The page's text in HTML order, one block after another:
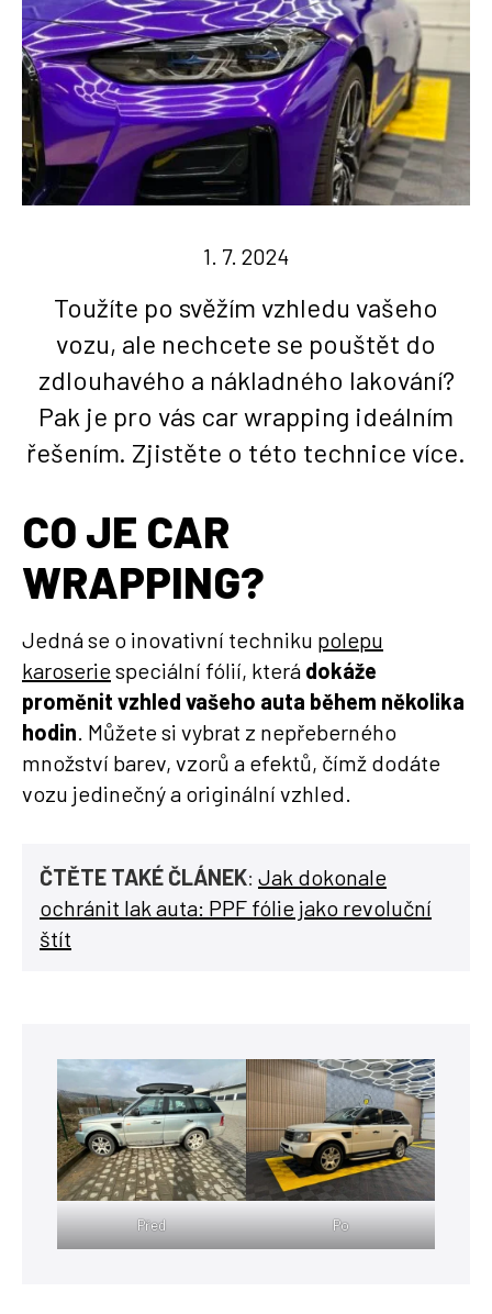
1. 7. 2024
Toužíte po svěžím vzhledu vašeho
vozu, ale nechcete se pouštět do
zdlouhavého a nákladného lakování?
Pak je pro vás car wrapping ideálním
řešením. Zjistěte o této technice více.
CO JE CAR
WRAPPING?
Jedná se o inovativní techniku polepu
karoseriespeciální fólií, která dokáže
proměnit vzhled vašeho auta během několika
hodin. Můžete si vybrat z nepřeberného
množství barev, vzorů a efektů, čímž dodáte
vozu jedinečný a originální vzhled.
ČTĚTE TAKÉ ČLÁNEK: Jak dokonale
ochránit lak auta: PPF fólie jako revoluční
štít
Před Po